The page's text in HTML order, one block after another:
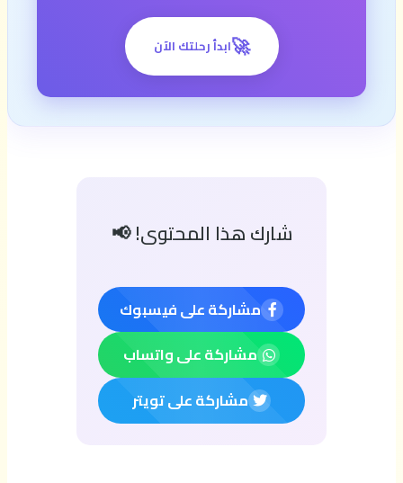
🚀ابدأ رحلتك الآن
شارك هذا المحتوى! 📢
مشاركة على فيسبوك
مشاركة على واتساب
مشاركة على تويتر